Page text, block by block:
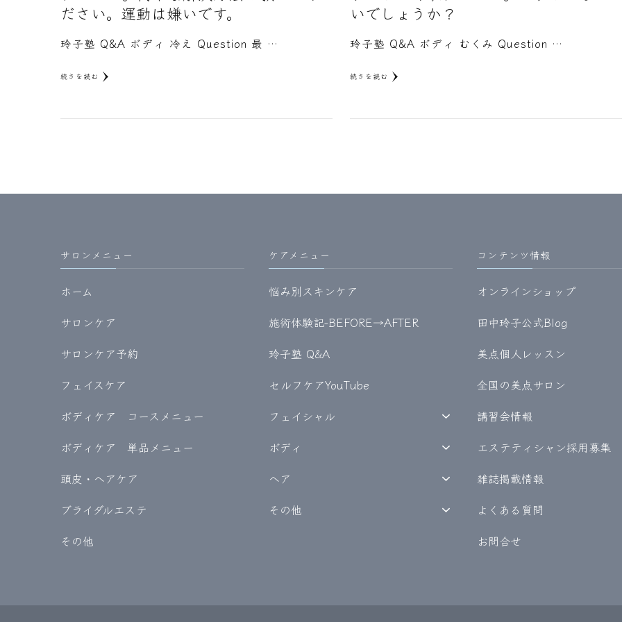
ださい。運動は嫌いです。
玲子塾 Q&A ボディ 冷え Question 最 …
続きを読む
いでしょうか？
玲子塾 Q&A ボディ むくみ Question …
続きを読む
サロンメニュー
ホーム
サロンケア
サロンケア予約
フェイスケア
ボディケア コースメニュー
ボディケア 単品メニュー
頭皮・ヘアケア
ブライダルエステ
その他
ケアメニュー
悩み別スキンケア
施術体験記-BEFORE→AFTER
玲子塾 Q&A
セルフケアYouTube
フェイシャル
ボディ
ヘア
その他
コンテンツ情報
オンラインショップ
田中玲子公式Blog
美点個人レッスン
全国の美点サロン
講習会情報
エステティシャン採用募集
雑誌掲載情報
よくある質問
お問合せ